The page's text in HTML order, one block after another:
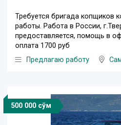
Требуется бригада копщиков
работы. Работа в России,
предоставляется, помощь в
оплата 1700 руб
Предлагаю работу
500 000 сўм